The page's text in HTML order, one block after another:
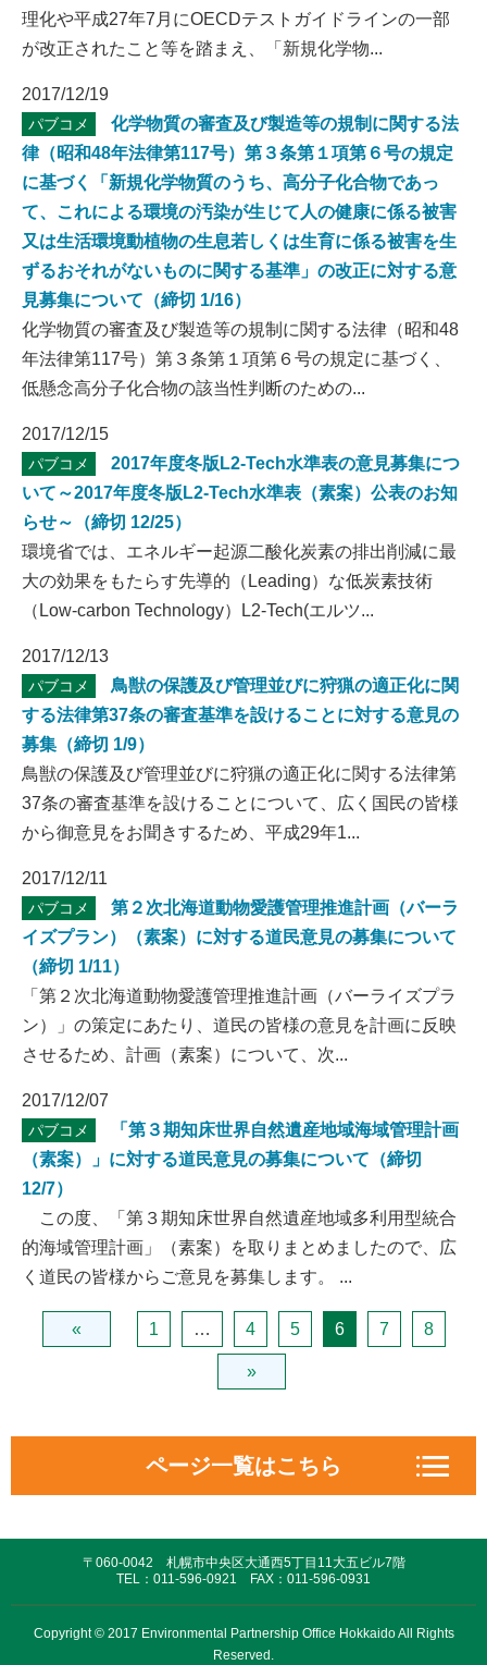
理化や平成27年7月にOECDテストガイドラインの一部
が改正されたこと等を踏まえ、「新規化学物...
2017/12/19
パブコメ
化学物質の審査及び製造等の規制に関する法
律（昭和48年法律第117号）第３条第１項第６号の規定
に基づく「新規化学物質のうち、高分子化合物であっ
て、これによる環境の汚染が生じて人の健康に係る被害
又は生活環境動植物の生息若しくは生育に係る被害を生
ずるおそれがないものに関する基準」の改正に対する意
見募集について（締切 1/16）
化学物質の審査及び製造等の規制に関する法律（昭和48
年法律第117号）第３条第１項第６号の規定に基づく、
低懸念高分子化合物の該当性判断のための...
2017/12/15
パブコメ
2017年度冬版L2-Tech水準表の意見募集につ
いて～2017年度冬版L2-Tech水準表（素案）公表のお知
らせ～（締切 12/25）
環境省では、エネルギー起源二酸化炭素の排出削減に最
大の効果をもたらす先導的（Leading）な低炭素技術
（Low-carbon Technology）L2-Tech(エルツ...
2017/12/13
パブコメ
鳥獣の保護及び管理並びに狩猟の適正化に関
する法律第37条の審査基準を設けることに対する意見の
募集（締切 1/9）
鳥獣の保護及び管理並びに狩猟の適正化に関する法律第
37条の審査基準を設けることについて、広く国民の皆様
から御意見をお聞きするため、平成29年1...
2017/12/11
パブコメ
第２次北海道動物愛護管理推進計画（バーラ
イズプラン）（素案）に対する道民意見の募集について
（締切 1/11）
「第２次北海道動物愛護管理推進計画（バーライズプラ
ン）」の策定にあたり、道民の皆様の意見を計画に反映
させるため、計画（素案）について、次...
2017/12/07
パブコメ
「第３期知床世界自然遺産地域海域管理計画
（素案）」に対する道民意見の募集について（締切
12/7）
この度、「第３期知床世界自然遺産地域多利用型統合
的海域管理計画」（素案）を取りまとめましたので、広
く道民の皆様からご意見を募集します。 ...
« 1 … 4 5 6 7 8
»
ページ一覧はこちら
対話の場づくりと協働
政策コミュニケーション
〒060-0042 札幌市中央区大通西5丁目11大五ビル7階
TEL：011-596-0921 FAX：011-596-0931
Copyright © 2017 Environmental Partnership Office Hokkaido All Rights
Reserved.